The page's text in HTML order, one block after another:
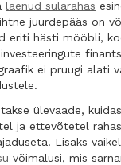
laenud sularahas
juurdepääs on
eriti hästi mööbli,
ei pruugi alati
ülevaade,
ja ettevõtetel
Lisaks
võimalusi, mis